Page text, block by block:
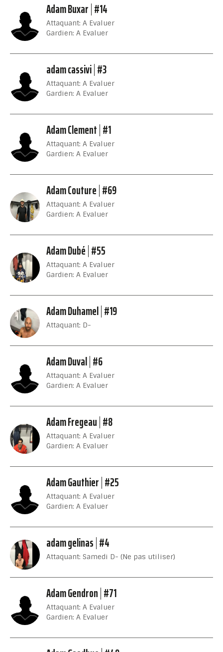
Adam Buxar #14
Attaquant: A Evaluer
Gardien: A Evaluer
adam cassivi #3
Attaquant: A Evaluer
Gardien: A Evaluer
Adam Clement #1
Attaquant: A Evaluer
Gardien: A Evaluer
Adam Couture #69
Attaquant: A Evaluer
Gardien: A Evaluer
Adam Dubé #55
Attaquant: A Evaluer
Gardien: A Evaluer
Adam Duhamel #19
Attaquant: D-
Adam Duval #6
Attaquant: A Evaluer
Gardien: A Evaluer
Adam Fregeau #8
Attaquant: A Evaluer
Gardien: A Evaluer
Adam Gauthier #25
Attaquant: A Evaluer
Gardien: A Evaluer
adam gelinas #4
Attaquant: Samedi D- (Ne pas utiliser)
Adam Gendron #71
Attaquant: A Evaluer
Gardien: A Evaluer